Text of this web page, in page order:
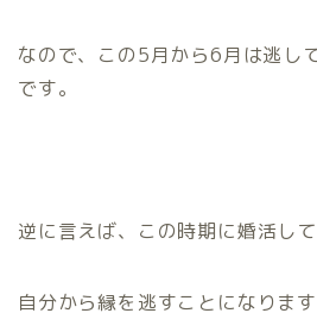
なので、この5月から6月は逃し
です。
逆に言えば、この時期に婚活し
自分から縁を逃すことになります